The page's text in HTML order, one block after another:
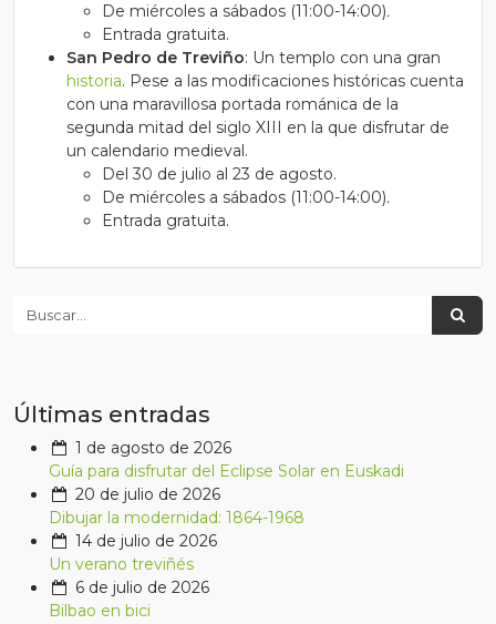
De miércoles a sábados (11:00-14:00).
Entrada gratuita.
San Pedro de Treviño: Un templo con una gran
historia. Pese a las modificaciones históricas cuenta
con una maravillosa portada románica de la
segunda mitad del siglo XIII en la que disfrutar de
un calendario medieval.
Del 30 de julio al 23 de agosto.
De miércoles a sábados (11:00-14:00).
Entrada gratuita.
Últimas entradas
1 de agosto de 2026
Guía para disfrutar del Eclipse Solar en Euskadi
20 de julio de 2026
Dibujar la modernidad: 1864-1968
14 de julio de 2026
Un verano treviñés
6 de julio de 2026
Bilbao en bici